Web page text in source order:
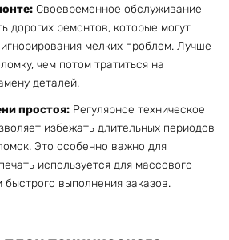
Своевременное обслуживание
дорогих ремонтов, которые могут
мелких проблем. Лучше
чем потом тратиться на
деталей.
простоя: Регулярное техническое
избежать длительных периодов
Это особенно важно для
используется для массового
быстрого выполнения заказов.